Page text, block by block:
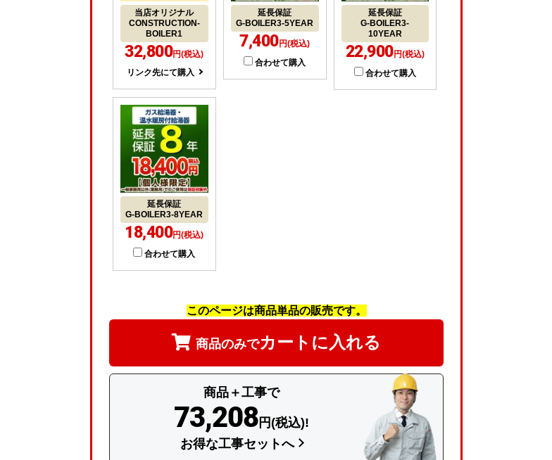
当店オリジナル
CONSTRUCTION-
BOILER1
32,800円(税込)
リンク先にて購入
延長保証
G-BOILER3-5YEAR
7,400円(税込)
合わせて購入
延長保証
G-BOILER3-
10YEAR
22,900円(税込)
合わせて購入
延長保証
G-BOILER3-8YEAR
18,400円(税込)
合わせて購入
このページは商品単品の販売です。
商品のみでカートに入れる
商品＋工事で
73,208円(税込)!
お得な工事セットへ